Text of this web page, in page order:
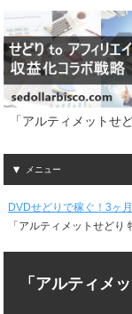
「アルティメットせ
メニュー
DVDせどりで稼ぐ！3ヶ
「アルティメットせどり
「アルティメ